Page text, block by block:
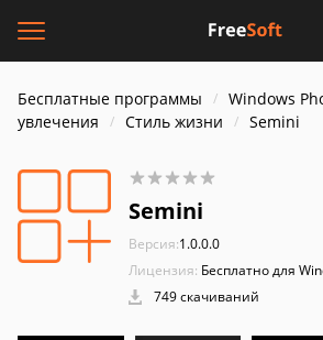
Бесплатные программы Windows
увлечения
Стиль жизни Semini
Semini
Версия:1.0.0.0
Лицензия: Бесплатно для
749 скачиваний